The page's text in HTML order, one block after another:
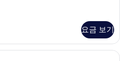
요금 보기
오리엔탈 패밀리 트윈 | 1 개의 침실,